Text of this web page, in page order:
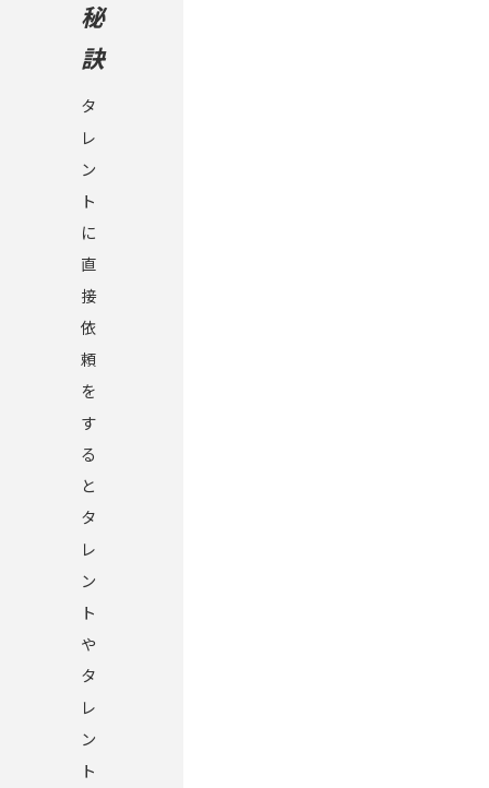
秘
訣
タ
レ
ン
ト
に
直
接
依
頼
を
す
る
と
タ
レ
ン
ト
や
タ
レ
ン
ト